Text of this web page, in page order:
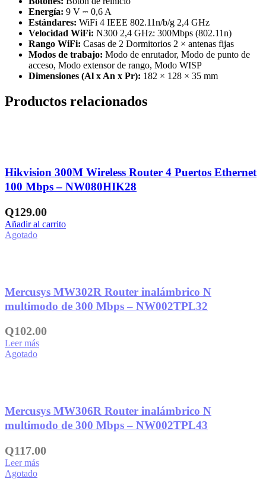
Energía: 9 V ⎓ 0,6 A
Estándares: WiFi 4 IEEE 802.11n/b/g 2,4 GHz
Velocidad WiFi: N300 2,4 GHz: 300Mbps (802.11n)
Rango WiFi: Casas de 2 Dormitorios 2 × antenas fijas
Modos de trabajo: Modo de enrutador, Modo de punto de
acceso, Modo extensor de rango, Modo WISP
Dimensiones (Al x An x Pr): 182 × 128 × 35 mm
Productos relacionados
Hikvision 300M Wireless Router 4 Puertos Ethernet
100 Mbps – NW080HIK28
Q129.00
Añadir al carrito
Agotado
Mercusys MW302R Router inalámbrico N
multimodo de 300 Mbps – NW002TPL32
Q102.00
Leer más
Agotado
Mercusys MW306R Router inalámbrico N
multimodo de 300 Mbps – NW002TPL43
Q117.00
Leer más
Agotado